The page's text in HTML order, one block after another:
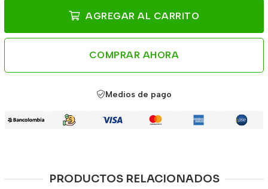
AGREGAR AL CARRITO
COMPRAR AHORA
Medios de pago
PRODUCTOS RELACIONADOS